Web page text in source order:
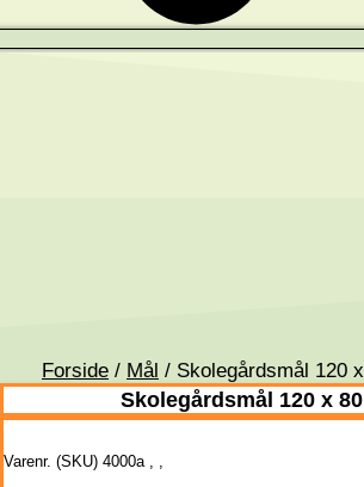
Forside / Mål / Skolegårdsmål 120
Skolegårdsmål 120 x
Varenr. (SKU) 4000a , ,